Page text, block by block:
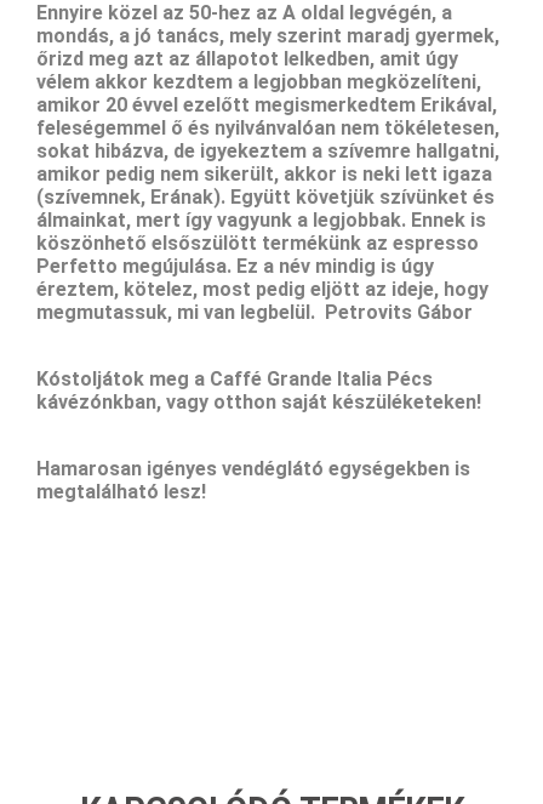
Ennyire közel az 50-hez az A oldal legvégén, a
mondás, a jó tanács, mely szerint maradj gyermek,
őrizd meg azt az állapotot lelkedben, amit úgy
vélem akkor kezdtem a legjobban megközelíteni,
amikor 20 évvel ezelőtt megismerkedtem Erikával,
feleségemmel ő és nyilvánvalóan nem tökéletesen,
sokat hibázva, de igyekeztem a szívemre hallgatni,
amikor pedig nem sikerült, akkor is neki lett igaza
(szívemnek, Erának). Együtt követjük szívünket és
álmainkat, mert így vagyunk a legjobbak. Ennek is
köszönhető elsőszülött termékünk az espresso
Perfetto megújulása. Ez a név mindig is úgy
éreztem, kötelez, most pedig eljött az ideje, hogy
megmutassuk, mi van legbelül. Petrovits Gábor
Kóstoljátok meg a Caffé Grande Italia Pécs
kávézónkban, vagy otthon saját készüléketeken!
Hamarosan igényes vendéglátó egységekben is
megtalálható lesz!